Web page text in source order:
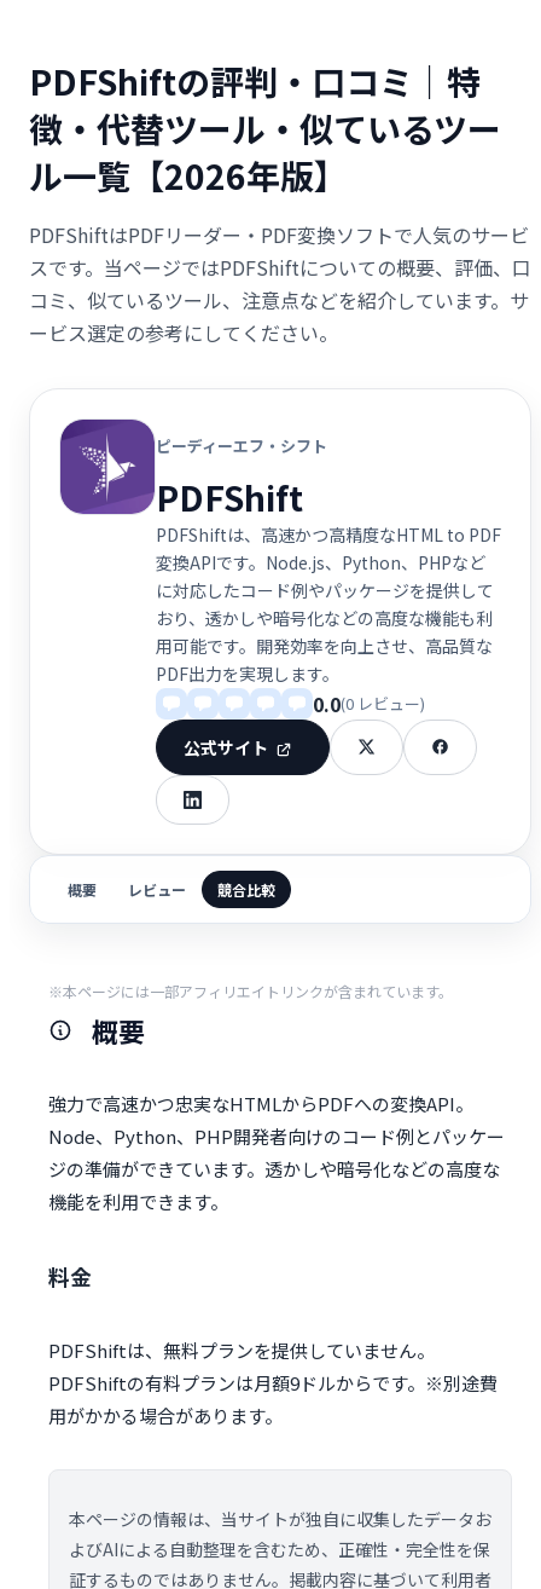
PDFShiftの評判・口コミ｜特
徴・代替ツール・似ているツー
ル一覧【2026年版】
PDFShiftはPDFリーダー・PDF変換ソフトで人気のサービ
スです。当ページではPDFShiftについての概要、評価、口
コミ、似ているツール、注意点などを紹介しています。サ
ービス選定の参考にしてください。
ピーディーエフ・シフト
PDFShift
PDFShiftは、高速かつ高精度なHTML to PDF
変換APIです。Node.js、Python、PHPなど
に対応したコード例やパッケージを提供して
おり、透かしや暗号化などの高度な機能も利
用可能です。開発効率を向上させ、高品質な
PDF出力を実現します。
0.0(0 レビュー)
公式サイト
概要 レビュー 競合比較
※本ページには一部アフィリエイトリンクが含まれています。
概要
強力で高速かつ忠実なHTMLからPDFへの変換API。
Node、Python、PHP開発者向けのコード例とパッケー
ジの準備ができています。透かしや暗号化などの高度な
機能を利用できます。
料金
PDFShiftは、無料プランを提供していません。
PDFShiftの有料プランは月額9ドルからです。※別途費
用がかかる場合があります。
本ページの情報は、当サイトが独自に収集したデータお
よびAIによる自動整理を含むため、正確性・完全性を保
証するものではありません。掲載内容に基づいて利用者